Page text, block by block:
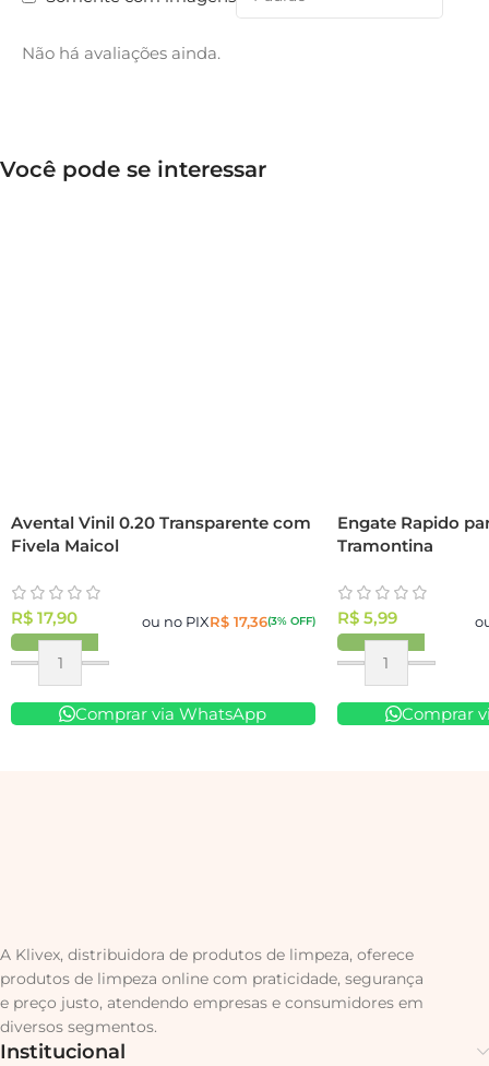
Não há avaliações ainda.
Você pode se interessar
Avental Vinil 0.20 Transparente com
Fivela Maicol
R$ 17,90 ou no PIXR$17,36(3% OFF)
Comprar via WhatsApp
Engate Rapido
Tramontina
R$5,99
Comprar
A Klivex, distribuidora de produtos de limpeza, oferece
produtos de limpeza online com praticidade, segurança
e preço justo, atendendo empresas e consumidores em
diversos segmentos.
Institucional